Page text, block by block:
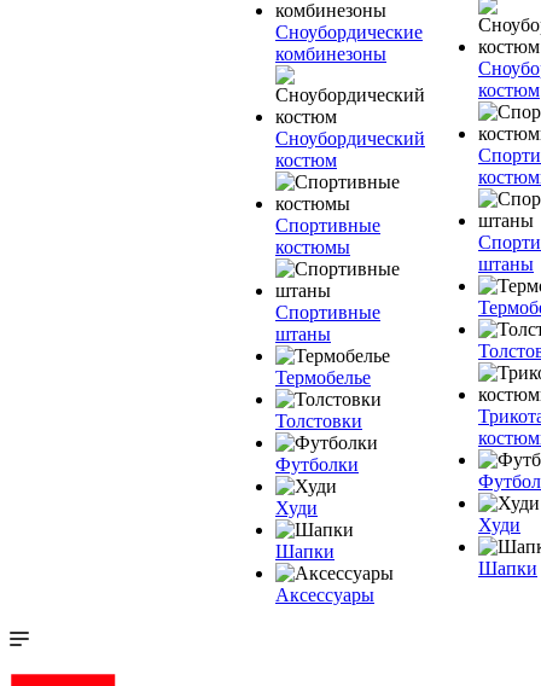
Сноубордические
комбинезоны
Сноубордический
костюм
Спортивные
костюмы
Спортивные
штаны
Термобелье
Толстовки
Футболки
Худи
Шапки
Аксессуары
костюм
штаны
Худи
Шапки